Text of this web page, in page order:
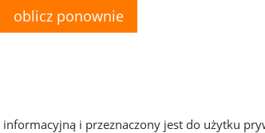
oblicz ponownie
i przeznaczony jest do użytku